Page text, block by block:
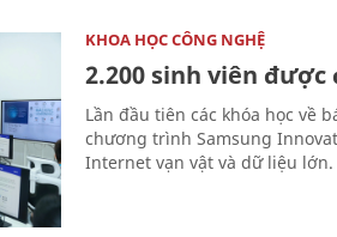
KHOA HỌC CÔNG NGHỆ
2.200 sinh viên
Lần đầu tiên các khóa học về
chương trình Samsung
Internet vạn vật và dữ liệu lớn.